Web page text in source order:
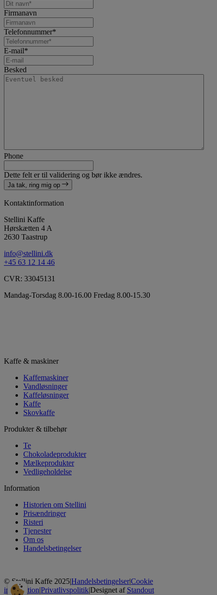
Firmanavn
Telefonnummer*
E-mail*
Besked
Phone
Dette felt er til validering og bør ikke ændres.
Ja tak, ring mig op
Kontaktinformation
Stellini Kaffe
Hørskætten 4 A
2630 Taastrup
info@stellini.dk
+45 63 12 14 46
CVR: 33045131
Mandag-Torsdag 8.00-16.00 Fredag 8.00-15.30
Kaffe & maskiner
Kaffemaskiner
Vandløsninger
Kaffeløsninger
Kaffe
Skovkaffe
Produkter & tilbehør
Te
Chokoladeprodukter
Mælkeprodukter
Vedligeholdelse
Information
Historien om Stellini
Prisændringer
Risteri
Tjenester
Om os
Handelsbetingelser
© Stellini Kaffe 2025|Handelsbetingelser|Cookie
information|Privatlivspolitik|Designet af Standout